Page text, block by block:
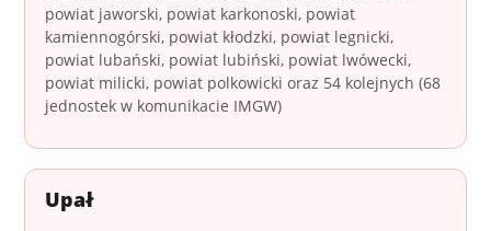
powiat jaworski, powiat karkonoski, powiat
kamiennogórski, powiat kłodzki, powiat legnicki,
powiat lubański, powiat lubiński, powiat lwówecki,
powiat milicki, powiat polkowicki oraz 54 kolejnych (68
jednostek w komunikacie IMGW)
Upał